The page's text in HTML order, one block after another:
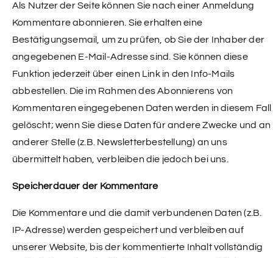
Als Nutzer der Seite können Sie nach einer Anmeldung
Kommentare abonnieren. Sie erhalten eine
Bestätigungsemail, um zu prüfen, ob Sie der Inhaber der
angegebenen E-Mail-Adresse sind. Sie können diese
Funktion jederzeit über einen Link in den Info-Mails
abbestellen. Die im Rahmen des Abonnierens von
Kommentaren eingegebenen Daten werden in diesem Fall
gelöscht; wenn Sie diese Daten für andere Zwecke und an
anderer Stelle (z.B. Newsletterbestellung) an uns
übermittelt haben, verbleiben die jedoch bei uns.
Speicherdauer der Kommentare
Die Kommentare und die damit verbundenen Daten (z.B.
IP-Adresse) werden gespeichert und verbleiben auf
unserer Website, bis der kommentierte Inhalt vollständig